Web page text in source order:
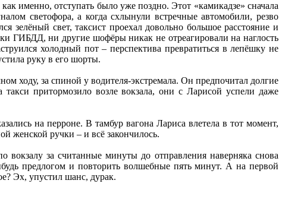
именно, отступать было уже поздно. Этот «камикадзе» сначала
светофора, а когда схлынули встречные автомобили, резво
зелёный свет, таксист проехал довольно большое расстояние и
ГИБДД, ни другие шофёры никак не отреагировали на наглость
холодный пот – перспектива превратиться в лепёшку не
руку в его шорты.
ходу, за спиной у водителя-экстремала. Он предпочитал долгие
притормозило возле вокзала, они с Ларисой успели даже
на перроне. В тамбур вагона Лариса влетела в тот момент,
женской ручки – и всё закончилось.
за считанные минуты до отправления наверняка снова
предлогом и повторить волшебные пять минут. А на первой
Эх, упустил шанс, дурак.